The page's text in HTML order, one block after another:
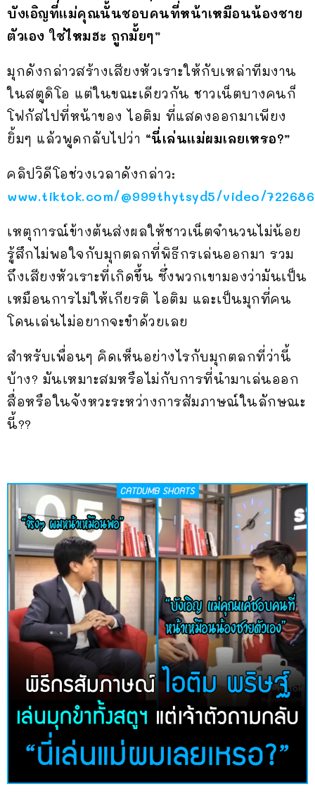
บังเอิญที่แม่คุณนั้นชอบคนที่หน้าเหมือนน้องชาย
ตัวเอง ใช่ไหมฮะ ถูกมั้ยๆ”
มุกดังกล่าวสร้างเสียงหัวเราะให้กับเหล่าทีมงาน
ในสตูดิโอ แต่ในขณะเดียวกัน ชาวเน็ตบางคนก็
โฟกัสไปที่หน้าของ ไอติม ที่แสดงออกมาเพียง
ยิ้มๆ แล้วพูดกลับไปว่า “นี่เล่นแม่ผมเลยเหรอ?”
คลิปวิดีโอช่วงเวลาดังกล่าว:
www.tiktok.com/@999thytsyd5/video/
เหตุการณ์ข้างต้นส่งผลให้ชาวเน็ตจำนวนไม่น้อย
รู้สึกไม่พอใจกับมุกตลกที่พิธีกรเล่นออกมา รวม
ถึงเสียงหัวเราะที่เกิดขึ้น ซึ่งพวกเขามองว่ามันเป็น
เหมือนการไม่ให้เกียรติ ไอติม และเป็นมุกที่คน
โดนเล่นไม่อยากจะขำด้วยเลย
สำหรับเพื่อนๆ คิดเห็นอย่างไรกับมุกตลกที่ว่านี้
บ้าง? มันเหมาะสมหรือไม่กับการที่นำมาเล่นออก
สื่อหรือในจังหวะระหว่างการสัมภาษณ์ในลักษณะ
นี้??